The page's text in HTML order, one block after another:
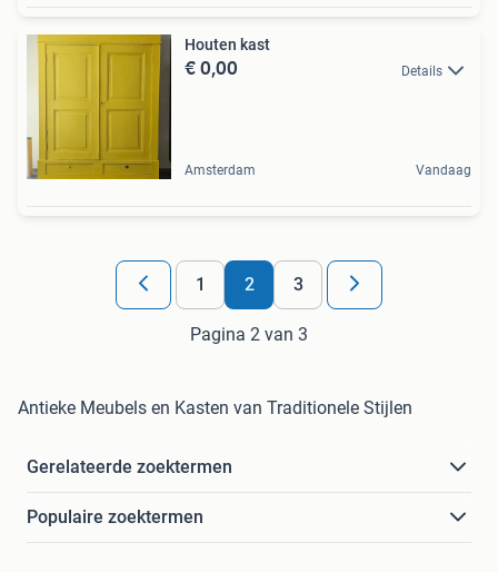
Houten kast
€ 0,00 Details
Amsterdam Vandaag
1 2 3
Pagina 2 van 3
Antieke Meubels en Kasten van Traditionele Stijlen
Gerelateerde zoektermen
Populaire zoektermen